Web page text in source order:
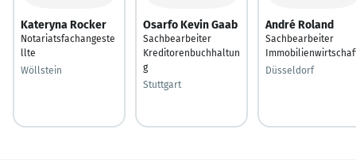
Kateryna Rocker
Notariatsfachangeste
llte
Wöllstein
Osarfo Kevin Gaab
Sachbearbeiter
Kreditorenbuchhaltun
g
Stuttgart
André Roland
Sachbearbeiter
Düsseldorf